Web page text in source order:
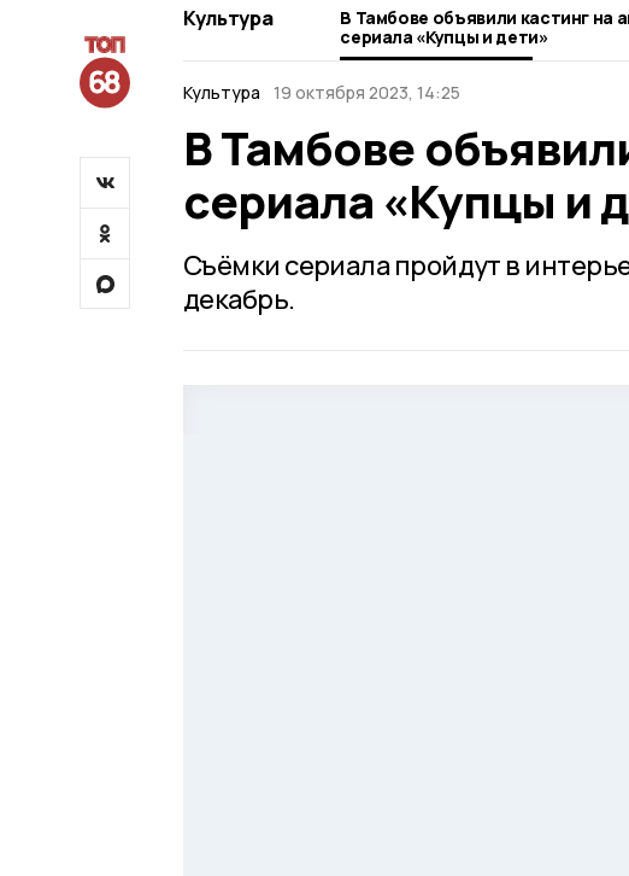
Культура
В Тамбове объявили кастинг на
сериала «Купцы и дети»
Культура
19 октября 2023, 14:25
В Тамбове
сериала «Купцы и
Съёмки сериала пройдут в
декабрь.